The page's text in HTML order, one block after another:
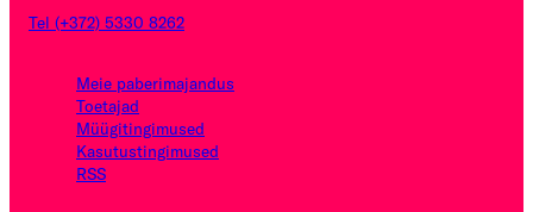
Tel (+372) 5330 8262
Meie paberimajandus
Toetajad
Müügitingimused
Kasutus­tingimused
RSS